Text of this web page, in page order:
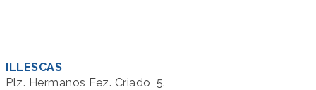
ILLESCAS
Plz. Hermanos Fez. Criado, 5.